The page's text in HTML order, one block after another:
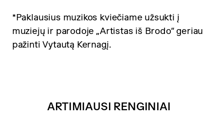
*Paklausius muzikos kviečiame užsukti į
muziejų ir parodoje „Artistas iš Brodo“ geriau
pažinti Vytautą Kernagį.
ARTIMIAUSI RENGINIAI